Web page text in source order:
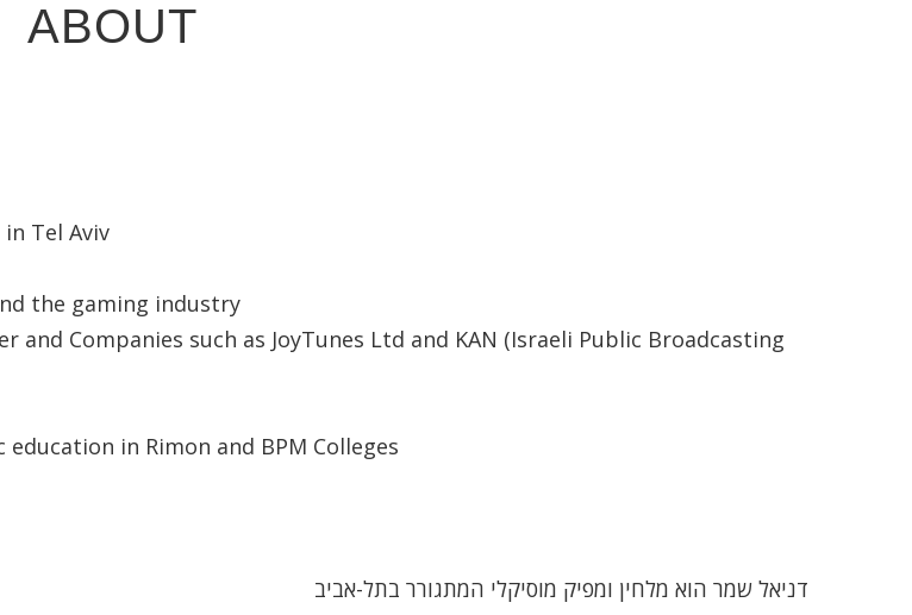
ABOUT
Tel Aviv
the gaming industry
Companies such as JoyTunes Ltd and KAN (Israeli Public Broadcasting
in Rimon and BPM Colleges
דניאל שמר הוא מלחין ומפיק מוסיקלי המתגורר בתל-אביב